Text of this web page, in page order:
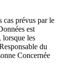
cas prévus par le
est
lorsque les
du
Concernée